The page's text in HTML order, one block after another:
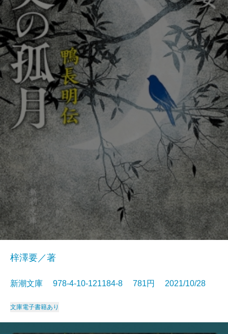
梓澤要／著
新潮文庫 978-4-10-121184-8 781円 2021/10/28
文庫電子書籍あり